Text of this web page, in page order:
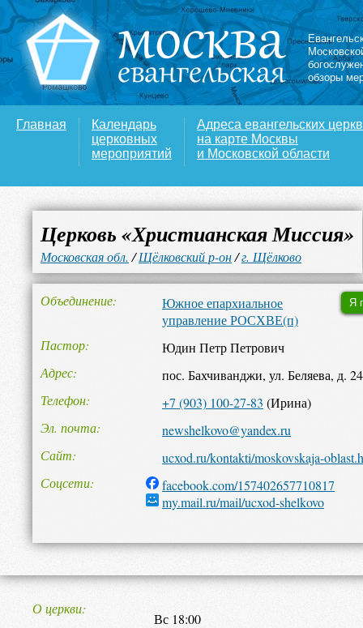
обзоры
Главная
Календарь
церковных
мероприятий
Адреса евангельских
на карте Москвы
и Московской области
Церковь «Христианская Миссия»
Московская обл. /Щёлковский р-он/г. Щёлково
Я
Объединение
Южное епархиальное
управление РОСХВЕ(п)
Пастор
Юдин Петр Петрович
Адрес
пос. Бахчиванджи, ул. Беляева, д.
Телефон
+7 (903) 100-27-83 (Ирина)
Эл. почта
newshelkovo@yandex.ru
Сайт
ucxod.ru/kontakti/moskovskaja-
Соцсети
facebook.com/157402657710817
my.mail.ru/mail/ucxod-shelkovo
О церкви
Вс 18:00